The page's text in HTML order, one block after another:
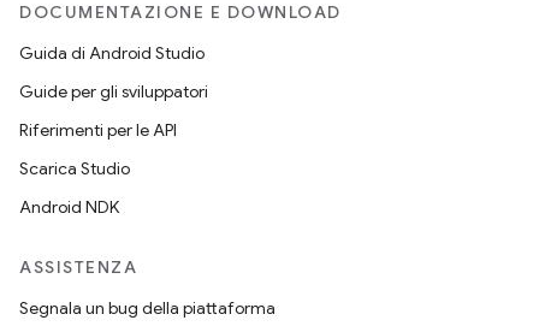
DOCUMENTAZIONE E DOWNLOAD
Guida di Android Studio
Guide per gli sviluppatori
Riferimenti per le API
Scarica Studio
Android NDK
ASSISTENZA
Segnala un bug della piattaforma